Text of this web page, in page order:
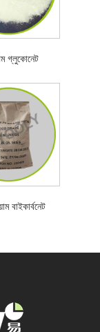
গ্লুকোনেট
বাইকার্বনেট